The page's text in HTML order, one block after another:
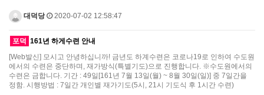
대덕당 2020-07-02 12:58:47
포덕 161년 하게수련 안내
[Web발신] 모시고 안녕하십니까! 금년도 하계수련은 코로나19로 인하여 수도원
에서의 수련은 중단하며, 재가방식(특별기도)으로 진행합니다. ※수도원에서의
수련은 금합니다. 기간 : 49일[161년 7월 13일(월) ~ 8월 30일(일)] 중 7일간을
정함. 시행방법 : 7일간 개인별 재가기도(5시, 21시 기도식 후 1시간 수련)